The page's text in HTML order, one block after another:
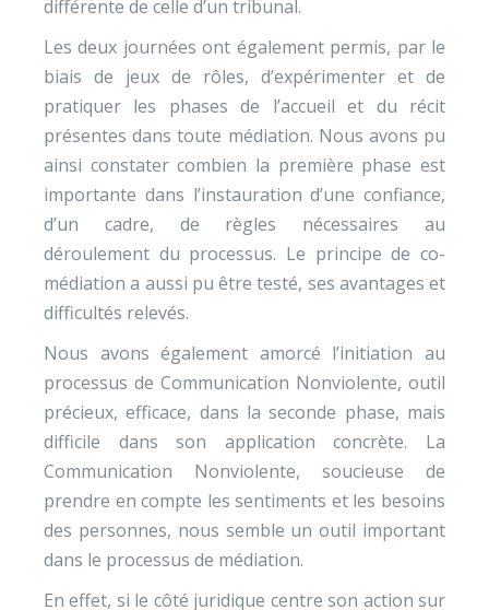
différente de celle d’un tribunal.
Les deux journées ont également permis, par le
biais de jeux de rôles, d’expérimenter et de
pratiquer les phases de l’accueil et du récit
présentes dans toute médiation. Nous avons pu
ainsi constater combien la première phase est
importante dans l’instauration d’une confiance,
d’un cadre, de règles nécessaires au
déroulement du processus. Le principe de co-
médiation a aussi pu être testé, ses avantages et
difficultés relevés.
Nous avons également amorcé l’initiation au
processus de Communication Nonviolente, outil
précieux, efficace, dans la seconde phase, mais
difficile dans son application concrète. La
Communication Nonviolente, soucieuse de
prendre en compte les sentiments et les besoins
des personnes, nous semble un outil important
dans le processus de médiation.
En effet, si le côté juridique centre son action sur